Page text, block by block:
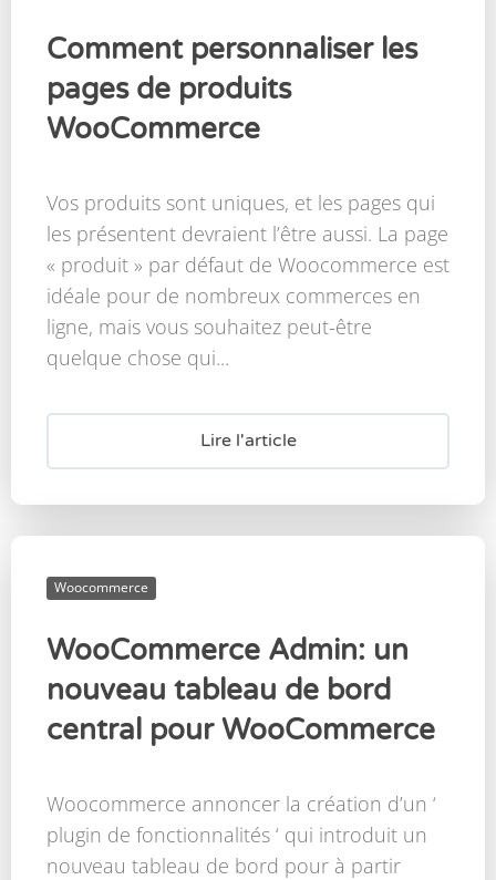
Comment personnaliser les
pages de produits
WooCommerce
Vos produits sont uniques, et les pages qui
les présentent devraient l’être aussi. La page
« produit » par défaut de Woocommerce est
idéale pour de nombreux commerces en
ligne, mais vous souhaitez peut-être
quelque chose qui...
Lire l'article
Woocommerce
WooCommerce Admin: un
nouveau tableau de bord
central pour WooCommerce
Woocommerce annoncer la création d’un ‘
plugin de fonctionnalités ‘ qui introduit un
nouveau tableau de bord pour à partir